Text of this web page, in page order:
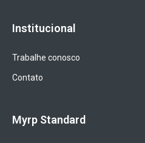
Institucional
Trabalhe conosco
Contato
Myrp Standard